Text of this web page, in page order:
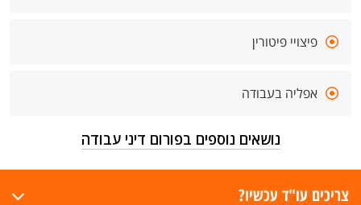
פיצויי פיטורין
אפליה בעבודה
נושאים נוספים בפורום דיני עבודה
צריכים עו"ד עכשיו?